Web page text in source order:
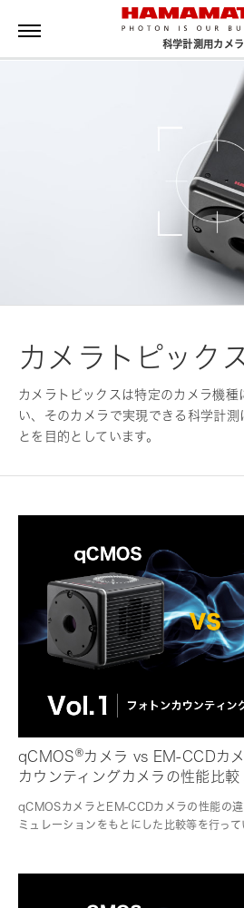
科学計測用カメラ
カメラトピック
カメラトピックスは特定のカメラ機
い、そのカメラで実現できる科学計
とを目的としています。
qCMOS®カメラ vs EM-CCDカ
カウンティングカメラの性能比較
qCMOSカメラとEM-CCDカメラの性能の
ミュレーションをもとにした比較等を行って